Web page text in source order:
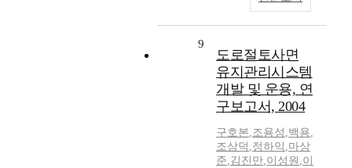
9
도로절토사면
유지관리시스템
개발 및 운용, 연
구보고서, 2004
구호본,조용성 ,백용,
조삼덕 ,정하익 ,마상
준,김진만,이성원 ,이